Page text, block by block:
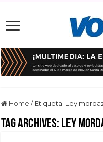
Home / Etiqueta: Ley
Tag Archives: Ley